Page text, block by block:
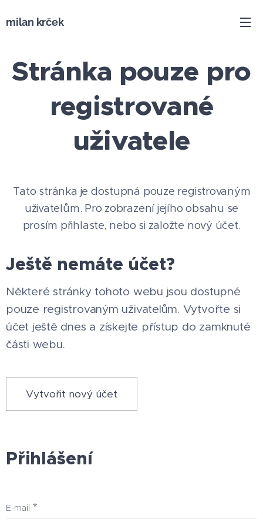
milan krček
Stránka pouze pro
registrované
uživatele
Tato stránka je dostupná pouze registrovaným
uživatelům. Pro zobrazení jejího obsahu se
prosím přihlaste, nebo si založte nový účet.
Ještě nemáte účet?
Některé stránky tohoto webu jsou dostupné
pouze registrovaným uživatelům. Vytvořte si
účet ještě dnes a získejte přístup do zamknuté
části webu.
Vytvořit nový účet
Přihlášení
E-mail